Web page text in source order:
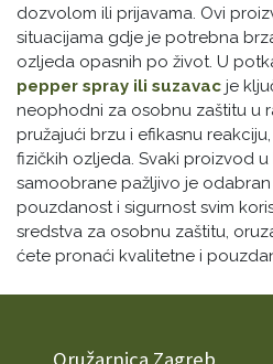
dozvolom ili prijavama. Ovi
situacijama gdje je potrebna
ozljeda opasnih po život. U
pepper spray ili suzavac je
neophodni za osobnu zaštitu u
pružajući brzu i efikasnu
fizičkih ozljeda. Svaki proizvod
samoobrane pažljivo je
pouzdanost i sigurnost svim
sredstva za osobnu zaštitu,
ćete pronaći kvalitetne i
Oružarnica Zagreb